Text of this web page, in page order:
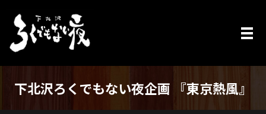
下北沢ろくでもない夜企画 『東京熱風』